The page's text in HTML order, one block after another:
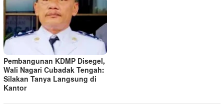
Pembangunan KDMP Disegel,
Wali Nagari Cubadak Tengah:
Silakan Tanya Langsung di
Kantor